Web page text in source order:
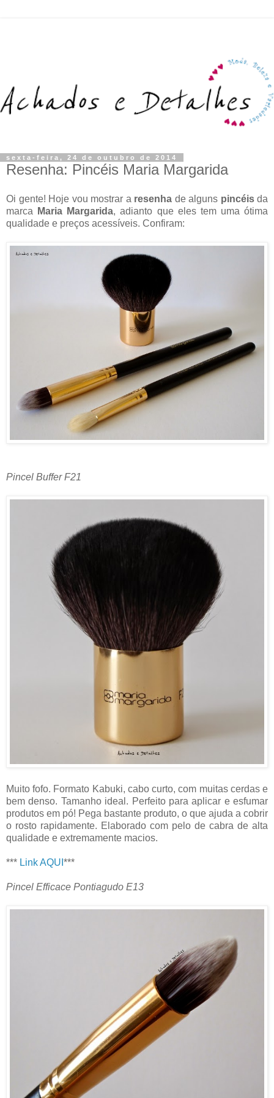
sexta-feira, 24 de outubro de 2014
Resenha: Pincéis Maria Margarida
Oi gente! Hoje vou mostrar a resenha de alguns pincéisda
marca
Maria Margarida, adianto que eles tem uma ótima
qualidade e preços acessíveis. Confiram:
Pincel Buffer F21
Muito fofo. Formato Kabuki, cabo curto, com muitas cerdas e
bem denso. Tamanho ideal. Perfeito para aplicar e esfumar
produtos em pó! Pega bastante produto, o que ajuda a cobrir
o rosto rapidamente. Elaborado com pelo de cabra de alta
qualidade e extremamente macios.
*** Link AQUI ***
Pincel Efficace Pontiagudo E13